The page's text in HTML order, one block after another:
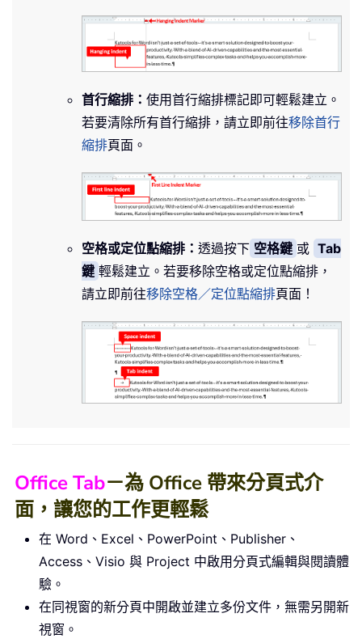
首行縮排： 使用首行縮排標記即可輕鬆建立。
若要清除所有首行縮排，請立即前往移除首行
縮排頁面。
空格或定位點縮排： 透過按下 空格鍵 或 Tab
鍵 輕鬆建立。若要移除空格或定位點縮排，
請立即前往移除空格／定位點縮排頁面！
Office Tab－為 Office 帶來分頁式介
面，讓您的工作更輕鬆
在 Word、Excel、PowerPoint、Publisher、
Access、Visio 與 Project 中啟用分頁式編輯與閱讀體
驗。
在同視窗的新分頁中開啟並建立多份文件，無需另開新
視窗。